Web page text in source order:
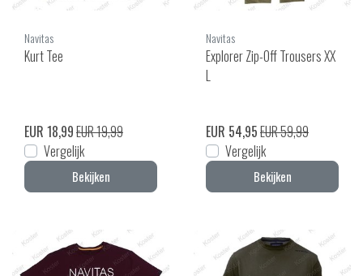
Navitas
Kurt Tee
EUR 18,99EUR 19,99
Vergelijk
Bekijken
Navitas
Explorer Zip-Off Trousers XX
L
EUR 54,95EUR 59,99
Vergelijk
Bekijken